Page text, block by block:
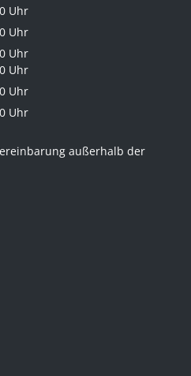
Uhr
Uhr
Uhr
Uhr
Uhr
Uhr
außerhalb der